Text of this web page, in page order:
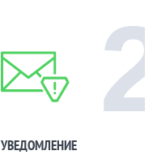
УВЕДОМЛЕНИЕ